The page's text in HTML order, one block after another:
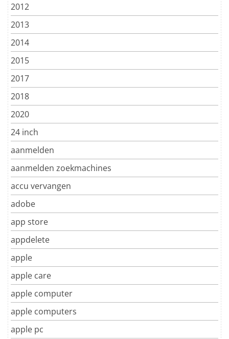
2012
2013
2014
2015
2017
2018
2020
24 inch
aanmelden
aanmelden zoekmachines
accu vervangen
adobe
app store
appdelete
apple
apple care
apple computer
apple computers
apple pc